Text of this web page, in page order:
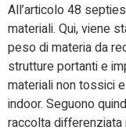
All’articolo 48
materiali. Qui, viene
peso di materia da
strutture portanti e
materiali non tossici
indoor. Seguono
raccolta